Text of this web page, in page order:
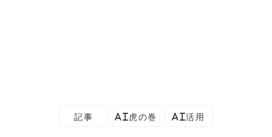
記事 AI虎の巻 AI活用